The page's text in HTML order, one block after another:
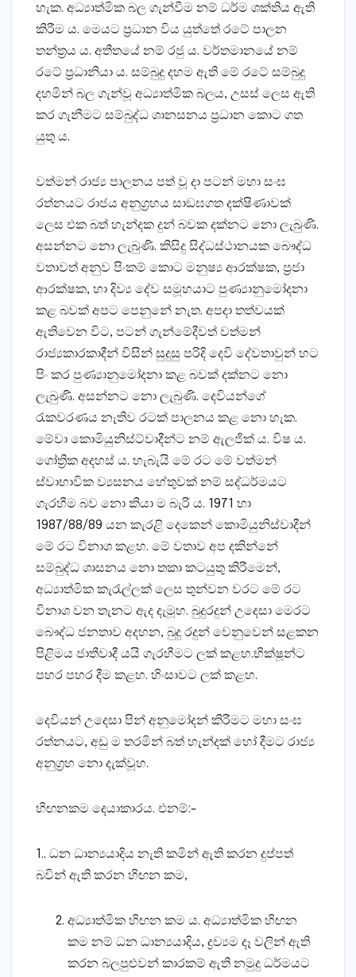
හැක. අධ්‍යාත්මික බල ගැන්වීම නම් ධර්ම ශක්තිය ඇති
කිරීම ය. මෙයට ප්‍රධාන විය යුත්තේ රටේ පාලන
තන්ත්‍රය ය. අතීතයේ නම් රජු ය. වර්තමානයේ නම්
රටේ ප්‍රධානියා ය. සම්බුදු දහම ඇති මේ රටේ සම්බුදු
දහමින් බල ගැන්වූ අධ්‍යාත්මික බලය, උසස් ලෙස ඇති
කර ගැනීමට සම්බුද්ධ ශානසනය ප්‍රධාන කොට ගත
යුතු ය.
වත්මන් රාජ්‍ය පාලනය පත් වූ දා පටන් මහා සංඝ
රත්නයට රාජය අනුග්‍රහය සාඞඝගත දක්ෂිණාවක්
ලෙස එක බත් හැන්දක දුන් බවක දක්නට නො ලැබුණි.
අසන්නට නො ලැබුණි. කිසිදු සිද්ධස්ථානයක බෞද්ධ
වතාවත් අනුව පිංකම් කොට මනුෂ්‍ය ආරක්ෂක, ප්‍රජා
ආරක්ෂක, හා දිව්‍ය දේව සමූහයාට පුණ්‍යානුමෝදනා
කළ බවක් අපට පෙනුනේ නැත. අපදා තත්වයක්
ඇතිවෙන විට, පටන් ගැන්මේදීවත් වත්මන්
රාජ්‍යකාරකාදීන් විසින් සුදුසු පරිදි දෙවි දේවතාවුන් හට
පිං කර පුණ්‍යානුමෝදනා කළ බවක් දක්නට නො
ලැබුණි. අසන්නට නො ලැබුණි. දෙවියන්ගේ
රැකවරණය නැතිව රටක් පාලනය කළ නො හැක.
මේවා කොමියුනිස්ට්වාදීන්ට නම් ඇලජික් ය. විෂ ය.
ගෝත්‍රික අදහස් ය. හැබැයි මේ රට මේ වත්මන්
ස්වාභාවික ව්‍යසනය හේතුවක් නම් සද්ධර්මයට
ගැරහීම බව නො කියා ම බැරි ය. 1971 හා
1987/88/89 යන කැරළි දෙකෙන් කොමියුනිස්වාදීන්
මේ රට විනාශ කළහ. මේ වතාව අප දකින්නේ
සම්බුද්ධ ශාසනය නො තකා කටයුතු කිරීමෙන්,
අධ්‍යාත්මික කැරැල්ලක් ලෙස තුන්වන වරට මේ රට
විනාශ වන තැනට ඇද දැමූහ. බුදුරදුන් උදෙසා මෙරට
බෞද්ධ ජනතාව අදහන, බුදු රදුන් වෙනුවෙන් සළකන
පිළිමය ජාතීවාදී යයි ගැරහීමට ලක් කළහ.භික්ෂූන්ට
පහර පහර දීම කළහ. හිංසාවට ලක් කළහ.
දෙවියන් උදෙසා පින් අනුමෝදන් කිරීමට මහා සංඝ
රත්නයට, අඩු ම තරමින් බත් හැන්දක් හෝ දීමට රාජ්‍ය
අනුග්‍රහ නො දැක්වූහ.
හිඟනකම දෙයාකාරය. එනම්:-
1.. ධන ධාන්‍යයාදිය නැති කමින් ඇති කරන දුප්පත්
බවින් ඇති කරන හිඟන කම,
අධ්‍යාත්මික හිඟන කම ය. අධ්‍යාත්මික හිඟන
කම නම් ධන ධාන්‍යයාදිය, ද්‍රව්‍යම දෑ වලින් ඇති
කරන බලපුළුවන් කාරකම් ඇති නමුදු ධර්මයට